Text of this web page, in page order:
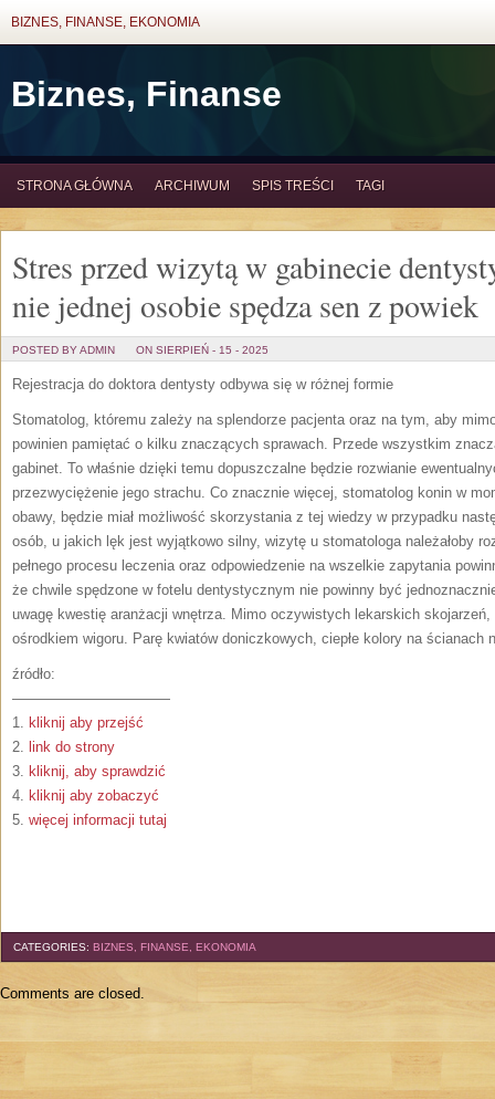
BIZNES, FINANSE, EKONOMIA
Biznes, Finanse
STRONA GŁÓWNA ARCHIWUM SPIS TREŚCI TAGI
Stres przed wizytą w gabinecie
nie jednej osobie spędza sen z powiek
POSTED BY ADMIN ON SIERPIEŃ - 15 - 2025
Rejestracja do doktora dentysty odbywa się w różnej formie
Stomatolog, któremu zależy na splendorze pacjenta oraz na tym, aby
powinien pamiętać o kilku znaczących sprawach. Przede wszystkim
gabinet. To właśnie dzięki temu dopuszczalne będzie rozwianie
przezwyciężenie jego strachu. Co znacznie więcej, stomatolog konin w
obawy, będzie miał możliwość skorzystania z tej wiedzy w przypadku
osób, u jakich lęk jest wyjątkowo silny, wizytę u stomatologa należałoby
pełnego procesu leczenia oraz odpowiedzenie na wszelkie zapytania
że chwile spędzone w fotelu dentystycznym nie powinny być
uwagę kwestię aranżacji wnętrza. Mimo oczywistych lekarskich
ośrodkiem wigoru. Parę kwiatów doniczkowych, ciepłe kolory na ścianach
źródło:
———————————
1. kliknij aby przejść
2. link do strony
3. kliknij, aby sprawdzić
4. kliknij aby zobaczyć
5. więcej informacji tutaj
CATEGORIES: BIZNES, FINANSE, EKONOMIA
Comments are closed.